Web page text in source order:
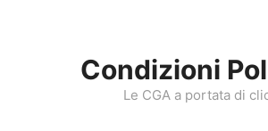
Condizioni
Le CGA a portata di